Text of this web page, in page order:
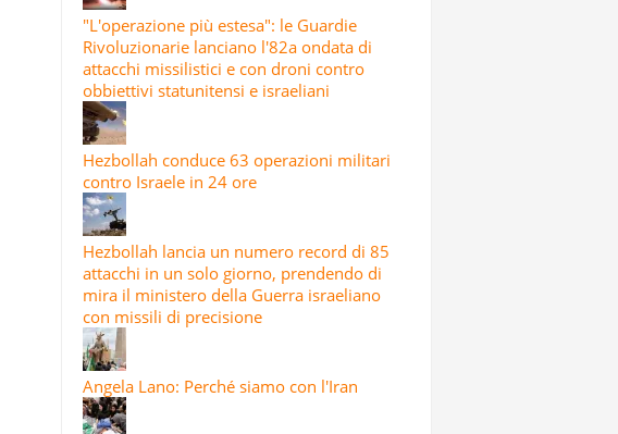
"L'operazione più estesa": le Guardie
Rivoluzionarie lanciano l'82a ondata di
attacchi missilistici e con droni contro
obbiettivi statunitensi e israeliani
Hezbollah conduce 63 operazioni militari
contro Israele in 24 ore
Hezbollah lancia un numero record di 85
attacchi in un solo giorno, prendendo di
mira il ministero della Guerra israeliano
con missili di precisione
Angela Lano: Perché siamo con l'Iran